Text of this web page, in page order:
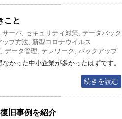
こと
サーバ, セキュリティ対策, データバック
ップ方法, 新型コロナウイルス
, データ管理, テレワーク , バックアップ
かった中小企業が多かったはずです。
続きを読む
旧事例を紹介